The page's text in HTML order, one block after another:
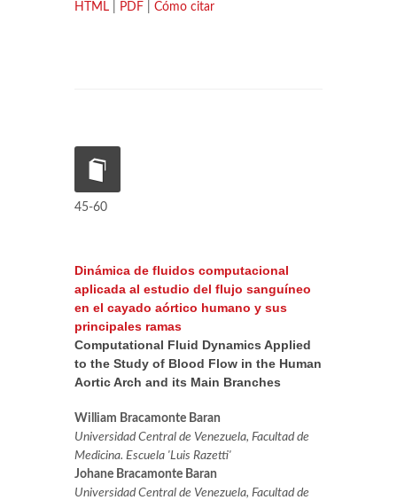
HTML PDF Cómo citar
45-60
Dinámica de fluidos computacional
aplicada al estudio del flujo sanguíneo
en el cayado aórtico humano y sus
principales ramas
Computational Fluid Dynamics Applied
to the Study of Blood Flow in the Human
Aortic Arch and its Main Branches
William Bracamonte Baran
Universidad Central de Venezuela, Facultad de
Medicina. Escuela 'Luis Razetti'
Johane Bracamonte Baran
Universidad Central de Venezuela, Facultad de